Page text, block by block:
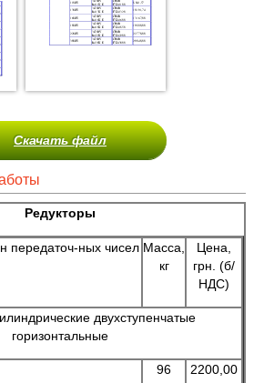
Скачать файл
Редукторы
передаточ-ных чисел Масса,
кг
Цена,
грн. (б/
НДС)
двухступенчатые
горизонтальные
96 2200,00